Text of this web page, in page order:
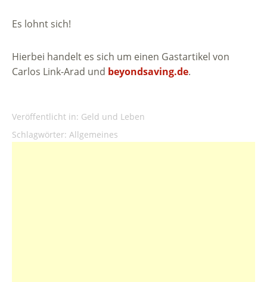
Es lohnt sich!
Hierbei handelt es sich um einen Gastartikel von
Carlos Link-Arad und beyondsaving.de.
Veröffentlicht in: Geld und Leben
Schlagwörter: Allgemeines